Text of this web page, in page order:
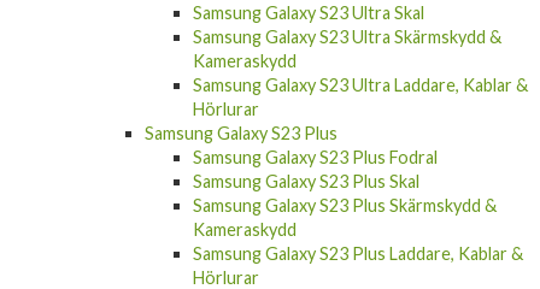
Samsung Galaxy S23 Ultra Skal
Samsung Galaxy S23 Ultra Skärmskydd &
Kameraskydd
Samsung Galaxy S23 Ultra Laddare, Kablar &
Hörlurar
Samsung Galaxy S23 Plus
Samsung Galaxy S23 Plus Fodral
Samsung Galaxy S23 Plus Skal
Samsung Galaxy S23 Plus Skärmskydd &
Kameraskydd
Samsung Galaxy S23 Plus Laddare, Kablar &
Hörlurar